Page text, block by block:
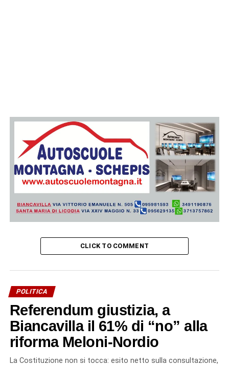
CLICK TO COMMENT
POLITICA
Referendum giustizia, a
Biancavilla il 61% di “no” alla
riforma Meloni-Nordio
La Costituzione non si tocca: esito netto sulla consultazione,